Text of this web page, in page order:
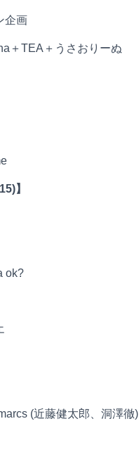
企画
＋TEA＋うさおりーぬ
】
ok?
(近藤健太郎、洞澤徹)